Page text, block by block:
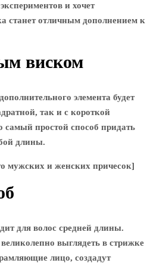
и хочет
станет отличным дополнением к
виском
элемента будет
так и с короткой
самый простой способ придать
длины.
для волос средней длины.
выглядеть в стрижке
лицо, создадут